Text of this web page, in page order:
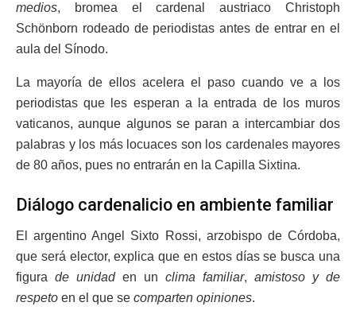
medios, bromea el cardenal austriaco Christoph
Schönborn rodeado de periodistas antes de entrar en el
aula del Sínodo.
La mayoría de ellos acelera el paso cuando ve a los
periodistas que les esperan a la entrada de los muros
vaticanos, aunque algunos se paran a intercambiar dos
palabras y los más locuaces son los cardenales mayores
de 80 años, pues no entrarán en la Capilla Sixtina.
Diálogo cardenalicio en ambiente familiar
El argentino Angel Sixto Rossi, arzobispo de Córdoba,
que será elector, explica que en estos días se busca una
figura de unidaden un clima familiar, amistoso y de
respeto en el que se comparten opiniones.